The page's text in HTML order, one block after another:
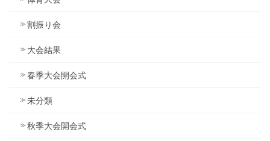
割振り会
大会結果
春季大会開会式
未分類
秋季大会開会式